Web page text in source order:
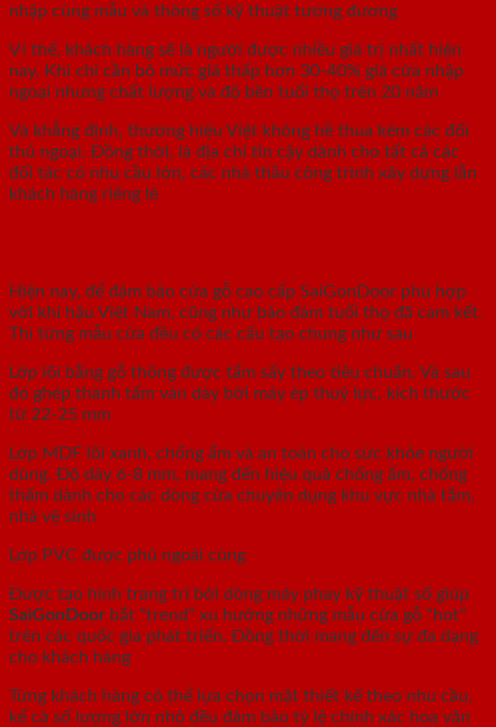
nhập cùng mẫu và thông số kỹ thuật tương đương
Vì thế, khách hàng sẽ là người được nhiều giá trị nhất hiện
nay. Khi chỉ cần bỏ mức giá thấp hơn 30-40% giá cửa nhập
ngoại nhưng chất lượng và độ bền tuổi thọ trên 20 năm
Và khẳng định, thương hiệu Việt không hề thua kém các đối
thủ ngoại. Đồng thời, là địa chỉ tin cậy dành cho tất cả các
đối tác có nhu cầu lớn, các nhà thầu công trình xây dựng lẫn
khách hàng riêng lẻ
Hiện nay, để đảm bảo cửa gỗ cao cấp SaiGonDoor phù hợp
với khí hậu Việt Nam, cũng như bảo đảm tuổi thọ đã cam kết.
Thì từng mẫu cửa đều có các cấu tạo chung như sau
Lớp lõi bằng gỗ thông được tẩm sấy theo tiêu chuẩn. Và sau
đó ghép thành tấm ván dày bởi máy ép thuỷ lực, kích thước
từ 22-25 mm
Lớp MDF lõi xanh, chống ẩm và an toàn cho sức khỏe người
dùng. Độ dày 6-8 mm, mang đến hiệu quả chống ẩm, chống
thấm dành cho các dòng cửa chuyên dụng khu vực nhà tắm,
nhà vệ sinh
Lớp PVC được phủ ngoài cùng
Được tạo hình trang trí bởi dòng máy phay kỹ thuật số giúp
SaiGonDoor bắt “trend” xu hướng những mẫu cửa gỗ “hot”
trên các quốc gia phát triển. Đồng thời mang đến sự đa dạng
cho khách hàng
Từng khách hàng có thể lựa chọn mặt thiết kế theo nhu cầu,
kể cả số lượng lớn nhỏ đều đảm bảo tỷ lệ chính xác hoa văn